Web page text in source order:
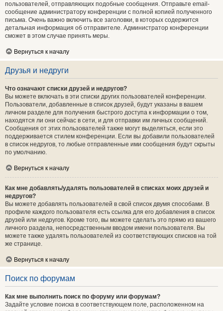
пользователей, отправляющих подобные сообщения. Отправьте email-
сообщение администратору конференции с полной копией полученного
письма. Очень важно включить все заголовки, в которых содержится
детальная информация об отправителе. Администратор конференции
сможет в этом случае принять меры.
Вернуться к началу
Друзья и недруги
Что означают списки друзей и недругов?
Вы можете включать в эти списки других пользователей конференции.
Пользователи, добавленные в список друзей, будут указаны в вашем
личном разделе для получения быстрого доступа к информации о том,
находятся ли они сейчас в сети, и для отправки им личных сообщений.
Сообщения от этих пользователей также могут выделяться, если это
поддерживается стилем конференции. Если вы добавили пользователей
в список недругов, то любые отправленные ими сообщения будут скрыты
по умолчанию.
Вернуться к началу
Как мне добавлять/удалять пользователей в списках моих друзей и
недругов?
Вы можете добавлять пользователей в свой список двумя способами. В
профиле каждого пользователя есть ссылка для его добавления в список
друзей или недругов. Кроме того, вы можете сделать это прямо из вашего
личного раздела, непосредственным вводом имени пользователя. Вы
можете также удалять пользователей из соответствующих списков на той
же странице.
Вернуться к началу
Поиск по форумам
Как мне выполнить поиск по форуму или форумам?
Задайте условие поиска в соответствующем поле, расположенном на